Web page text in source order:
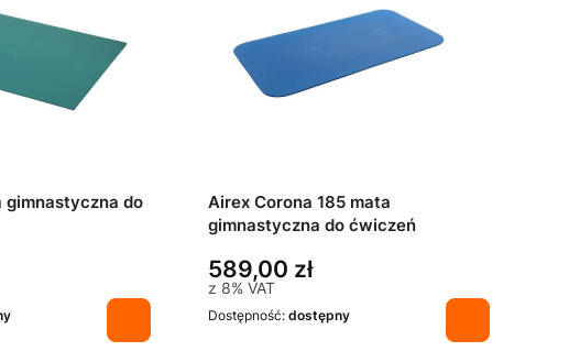
gimnastyczna do
Airex Corona 185 mata
gimnastyczna do ćwiczeń
589,00 zł
z 8% VAT
Dostępność: dostępny